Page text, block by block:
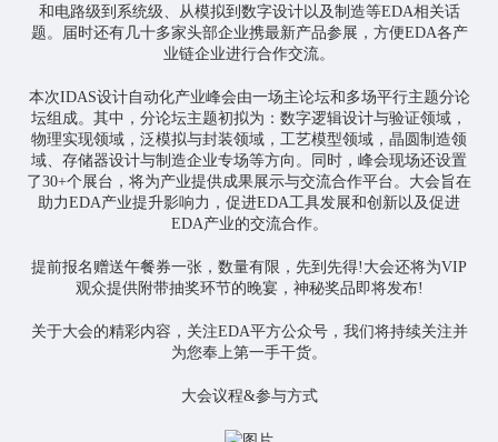
和电路级到系统级、从模拟到数字设计以及制造等EDA相关话
题。届时还有几十多家头部企业携最新产品参展，方便EDA各产
业链企业进行合作交流。
本次IDAS设计自动化产业峰会由一场主论坛和多场平行主题分论
坛组成。其中，分论坛主题初拟为：数字逻辑设计与验证领域，
物理实现领域，泛模拟与封装领域，工艺模型领域，晶圆制造领
域、存储器设计与制造企业专场等方向。同时，峰会现场还设置
了30+个展台，将为产业提供成果展示与交流合作平台。大会旨在
助力EDA产业提升影响力，促进EDA工具发展和创新以及促进
EDA产业的交流合作。
提前报名赠送午餐券一张，数量有限，先到先得!大会还将为VIP
观众提供附带抽奖环节的晚宴，神秘奖品即将发布!
关于大会的精彩内容，关注EDA平方公众号，我们将持续关注并
为您奉上第一手干货。
大会议程&参与方式